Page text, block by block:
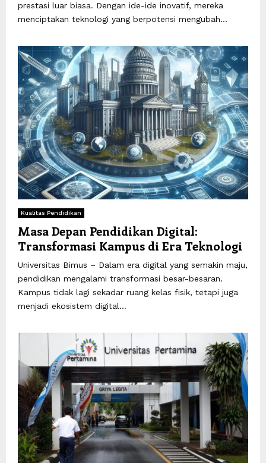
prestasi luar biasa. Dengan ide-ide inovatif, mereka
menciptakan teknologi yang berpotensi mengubah...
Kualitas Pendidikan
Masa Depan Pendidikan Digital:
Transformasi Kampus di Era Teknologi
Universitas Bimus – Dalam era digital yang semakin maju,
pendidikan mengalami transformasi besar-besaran.
Kampus tidak lagi sekadar ruang kelas fisik, tetapi juga
menjadi ekosistem digital...